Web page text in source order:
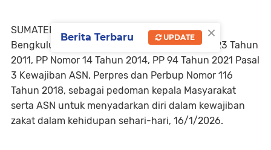
SUMATERAN NEWSS.COM
Bengkulu Kaur, .........Merujuk pada UU Nomor 23 Tahun
2011, PP Nomor 14 Tahun 2014, PP 94 Tahun 2021 Pasal
3 Kewajiban ASN, Perpres dan Perbup Nomor 116
Tahun 2018, sebagai pedoman kepala Masyarakat
serta ASN untuk menyadarkan diri dalam kewajiban
zakat dalam kehidupan sehari-hari, 16/1/2026.
×
Berita Terbaru UPDATE